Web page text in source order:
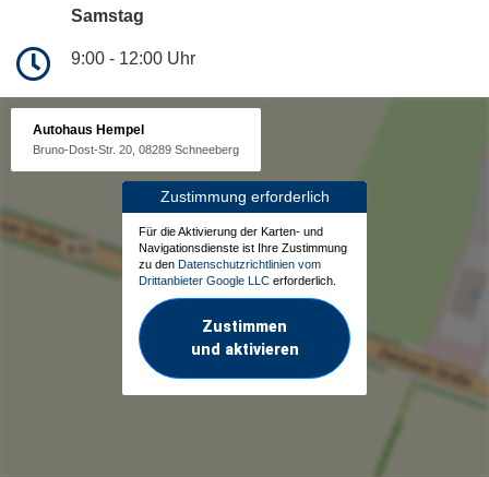
Samstag
9:00 - 12:00 Uhr
Autohaus Hempel
Bruno-Dost-Str. 20, 08289 Schneeberg
Zustimmung erforderlich
Für die Aktivierung der Karten- und
Navigationsdienste ist Ihre Zustimmung
zu den Datenschutzrichtlinien vom
Drittanbieter Google LLC erforderlich.
Zustimmen
und aktivieren